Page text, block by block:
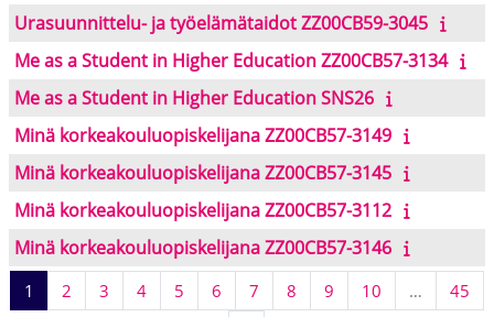
Urasuunnittelu- ja työelämätaidot ZZ00CB59-3045
Me as a Student in Higher Education ZZ00CB57-3134
Me as a Student in Higher Education SNS26
Minä korkeakouluopiskelijana ZZ00CB57-3149
Minä korkeakouluopiskelijana ZZ00CB57-3145
Minä korkeakouluopiskelijana ZZ00CB57-3112
Minä korkeakouluopiskelijana ZZ00CB57-3146
1 Page 1
2 Page 2
3 Page 3
4Page 4
5 Page 5
6 Page 6
7 Page 7
8 Page 8
9 Page 9
10 Page 10
… 45